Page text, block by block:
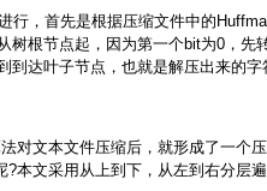
行，首先是根据压缩文件中的
树根节点起，因为第一个bit为0，
到达叶子节点，也就是解压出来的
对文本文件压缩后，就形成了一个
?本文采用从上到下，从左到右分层